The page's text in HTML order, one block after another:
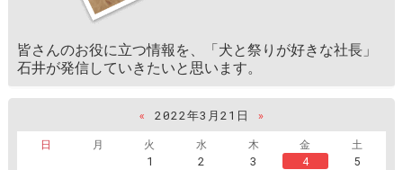
皆さんのお役に立つ情報を、「犬と祭りが好きな社長」
石井が発信していきたいと思います。
« 2022年3月21日
»
日
月 火 水 木 金
土
1
2 3 4
5